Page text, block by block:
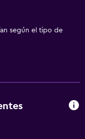
según el tipo de